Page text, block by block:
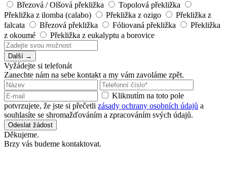
Březová / Olšová překližka
Topolová překližka
Překližka z ilomba (calabo)
Překližka z ozigo
Překližka z
falcata
Březová překližka Fóliovaná překližka
Překližka
z okoumé
Překližka z eukalyptu a borovice
Další →
Vyžádejte si telefonát
Zanechte nám na sebe kontakt a my vám zavoláme zpět.
Kliknutím na toto pole
potvrzujete, že jste si přečetli zásady ochrany osobních údajů a
souhlasíte se shromažďováním a zpracováním svých údajů.
Odeslat žádost
Děkujeme.
Brzy vás budeme kontaktovat.